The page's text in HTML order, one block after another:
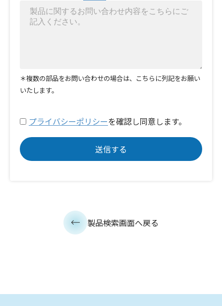
＊複数の部品をお問い合わせの場合は、こちらに列記をお願い
いたします。
プライバシーポリシーを確認し同意します。
製品検索画面へ戻る